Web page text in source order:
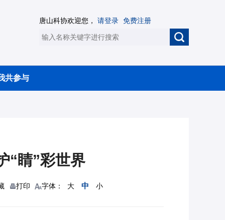
唐山科协欢迎您， 请登录 免费注册
共参与
“睛”彩世界
打印 字体： 大 中 小